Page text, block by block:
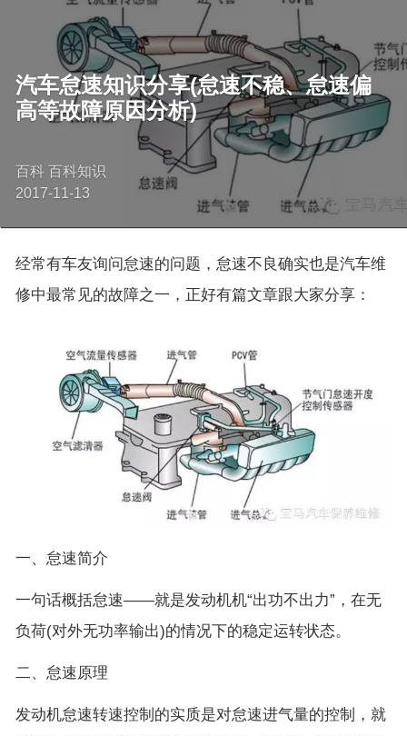
汽车怠速知识分享(怠速不稳、怠速偏
高等故障原因分析)
百科 百科知识
2017-11-13
经常有车友询问怠速的问题，怠速不良确实也是汽车维
修中最常见的故障之一，正好有篇文章跟大家分享：
一、怠速简介
一句话概括怠速——就是发动机机“出功不出力”，在无
负荷(对外无功率输出)的情况下的稳定运转状态。
二、怠速原理
发动机怠速转速控制的实质是对怠速进气量的控制，就